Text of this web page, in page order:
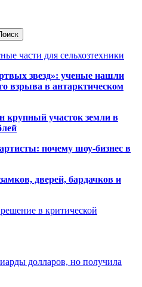
части для сельхозтехники
звезд»: ученые нашли
взрыва в антарктическом
крупный участок земли в
почему шоу-бизнес в
дверей, бардачков и
в критической
долларов, но получила